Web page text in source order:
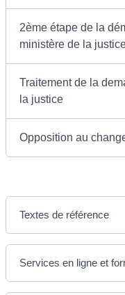
2ème étape de la
ministère de la
Traitement de la
la justice
Opposition au
Textes de référence
Services en ligne et